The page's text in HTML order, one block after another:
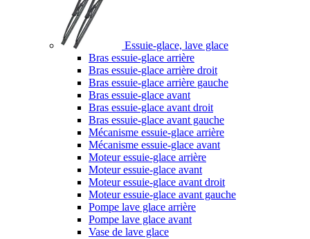
Essuie-glace, lave glace
Bras essuie-glace arrière
Bras essuie-glace arrière droit
Bras essuie-glace arrière gauche
Bras essuie-glace avant
Bras essuie-glace avant droit
Bras essuie-glace avant gauche
Mécanisme essuie-glace arrière
Mécanisme essuie-glace avant
Moteur essuie-glace arrière
Moteur essuie-glace avant
Moteur essuie-glace avant droit
Moteur essuie-glace avant gauche
Pompe lave glace arrière
Pompe lave glace avant
Vase de lave glace